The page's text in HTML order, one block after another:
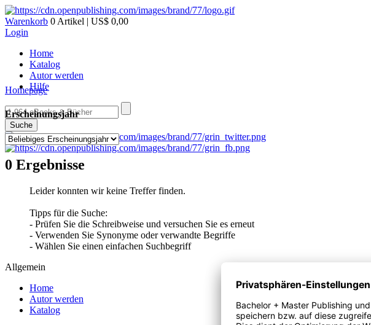
Warenkorb 0 Artikel | US$ 0,00
Login
Home
Katalog
Autor werden
Hilfe
Suche
Homepage
Erscheinungsjahr
0 Ergebnisse
Leider konnten wir keine Treffer finden.
Tipps für die Suche:
- Prüfen Sie die Schreibweise und versuchen Sie es erneut
- Verwenden Sie Synonyme oder verwandte Begriffe
- Wählen Sie einen einfachen Suchbegriff
Allgemein
Home
Autor werden
Katalog